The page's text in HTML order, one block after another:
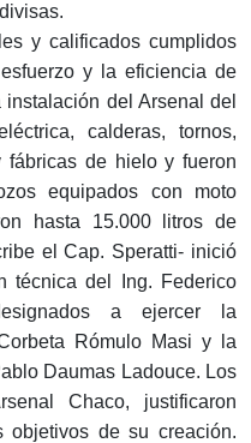
y calificados cumplidos
y la eficiencia de
del Arsenal del
calderas, tornos,
fábricas de hielo y fueron
equipados con moto
hasta 15.000 litros de
el Cap. Speratti- inició
técnica del Ing. Federico
a ejercer la
Rómulo Masi y la
Daumas Ladouce. Los
Chaco, justificaron
objetivos de su creación.